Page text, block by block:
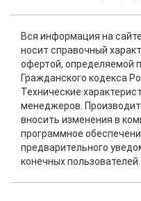
Вся информация на
носит справочный
офертой, определяемой
Гражданского кодекса
Технические
менеджеров.
вносить изменения в
программное
предварительного
конечных пользователей.